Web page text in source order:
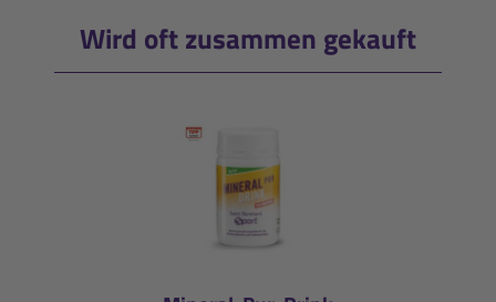
Wird oft zusammen gekauft